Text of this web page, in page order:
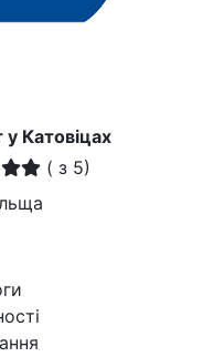
у Катовіцах
( з 5)